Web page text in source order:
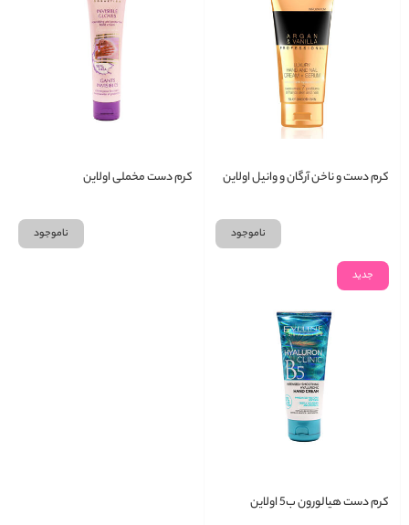
کرم دست و ناخن آرگان و وانیل اولاین
ناموجود
کرم دست مخملی اولاین
ناموجود
جدید
کرم دست هیالورون ب5 اولاین